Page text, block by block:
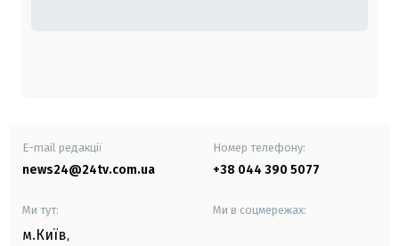
E-mail редакції
news24@24tv.com.ua
Номер телефону:
+38 044 390 5077
Ми тут:
м.Київ,
Ми в соцмережах: